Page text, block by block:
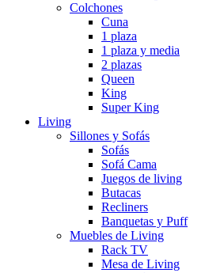
Colchones
Cuna
1 plaza
1 plaza y media
2 plazas
Queen
King
Super King
Living
Sillones y Sofás
Sofás
Sofá Cama
Juegos de living
Butacas
Recliners
Banquetas y Puff
Muebles de Living
Rack TV
Mesa de Living